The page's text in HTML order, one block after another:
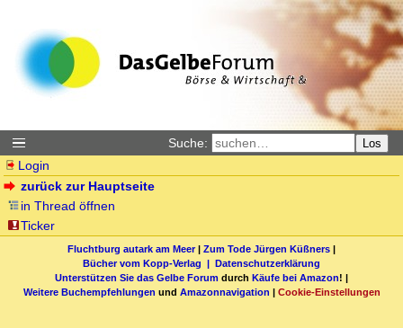
Suche: Los
Login
zurück zur Hauptseite
in Thread öffnen
Ticker
Fluchtburg autark am Meer| Zum Tode Jürgen Küßners |
Bücher vom Kopp-Verlag | Datenschutzerklärung
Unterstützen Sie das Gelbe Forum durch Käufe bei Amazon! |
Weitere Buchempfehlungen und Amazonnavigation | Cookie-Einstellungen